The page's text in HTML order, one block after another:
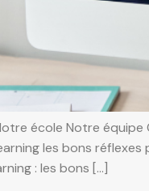
école Notre
les bons réflexes
: les bons […]